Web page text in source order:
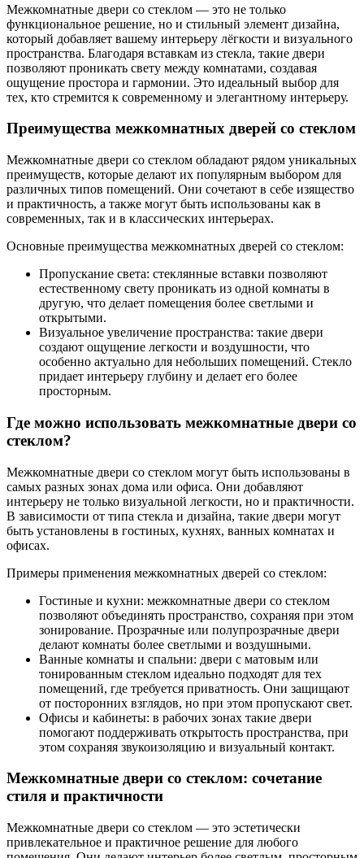
Межкомнатные двери со стеклом — это не только
функциональное решение, но и стильный элемент дизайна,
который добавляет вашему интерьеру лёгкости и визуального
пространства. Благодаря вставкам из стекла, такие двери
позволяют проникать свету между комнатами, создавая
ощущение простора и гармонии. Это идеальный выбор для
тех, кто стремится к современному и элегантному интерьеру.
Преимущества межкомнатных дверей со стеклом
Межкомнатные двери со стеклом обладают рядом уникальных
преимуществ, которые делают их популярным выбором для
различных типов помещений. Они сочетают в себе изящество
и практичность, а также могут быть использованы как в
современных, так и в классических интерьерах.
Основные преимущества межкомнатных дверей со стеклом:
Пропускание света: стеклянные вставки позволяют
естественному свету проникать из одной комнаты в
другую, что делает помещения более светлыми и
открытыми.
Визуальное увеличение пространства: такие двери
создают ощущение легкости и воздушности, что
особенно актуально для небольших помещений. Стекло
придает интерьеру глубину и делает его более
просторным.
Где можно использовать межкомнатные двери со
стеклом?
Межкомнатные двери со стеклом могут быть использованы в
самых разных зонах дома или офиса. Они добавляют
интерьеру не только визуальной легкости, но и практичности.
В зависимости от типа стекла и дизайна, такие двери могут
быть установлены в гостиных, кухнях, ванных комнатах и
офисах.
Примеры применения межкомнатных дверей со стеклом:
Гостиные и кухни: межкомнатные двери со стеклом
позволяют объединять пространство, сохраняя при этом
зонирование. Прозрачные или полупрозрачные двери
делают комнаты более светлыми и воздушными.
Ванные комнаты и спальни: двери с матовым или
тонированным стеклом идеально подходят для тех
помещений, где требуется приватность. Они защищают
от посторонних взглядов, но при этом пропускают свет.
Офисы и кабинеты: в рабочих зонах такие двери
помогают поддерживать открытость пространства, при
этом сохраняя звукоизоляцию и визуальный контакт.
Межкомнатные двери со стеклом: сочетание
стиля и практичности
Межкомнатные двери со стеклом — это эстетически
привлекательное и практичное решение для любого